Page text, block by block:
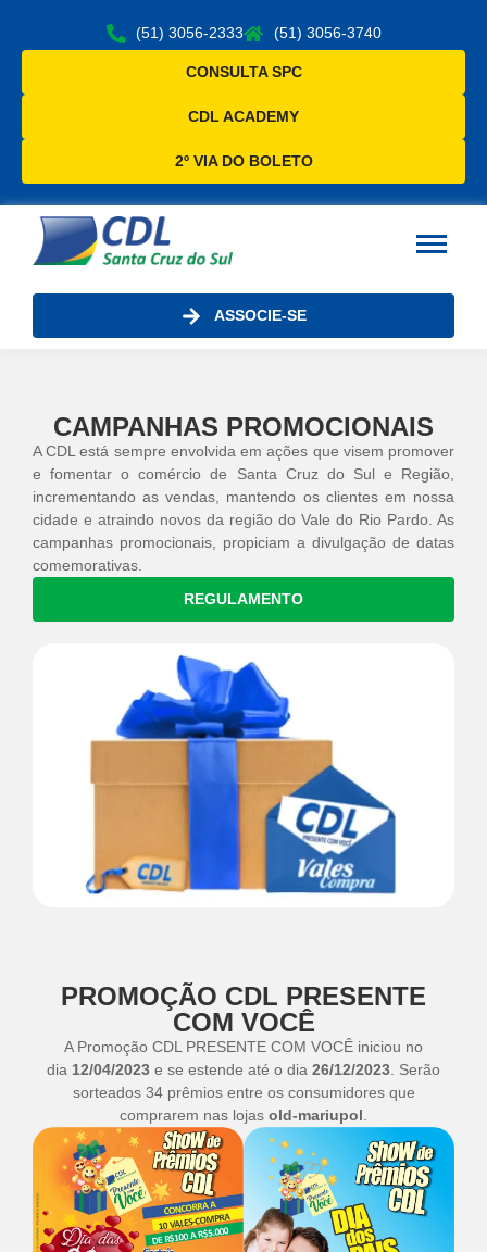
(51) 3056-2333 (51) 3056-3740
CONSULTA SPC
CDL ACADEMY
2º VIA DO BOLETO
ASSOCIE-SE
CAMPANHAS PROMOCIONAIS
A CDL está sempre envolvida em ações que visem promover
e fomentar o comércio de Santa Cruz do Sul e Região,
incrementando as vendas, mantendo os clientes em nossa
cidade e atraindo novos da região do Vale do Rio Pardo. As
campanhas promocionais, propiciam a divulgação de datas
comemorativas.
REGULAMENTO
PROMOÇÃO CDL PRESENTE
COM VOCÊ
A Promoção CDL PRESENTE COM VOCÊ iniciou no
dia 12/04/2023 e se estende até o dia 26/12/2023 . Serão
sorteados 34 prêmios entre os consumidores que
comprarem nas lojas old-mariupol